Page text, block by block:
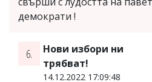
демократи !
6.
Нови избори ни
трябват!
14.12.2022 17:09:48